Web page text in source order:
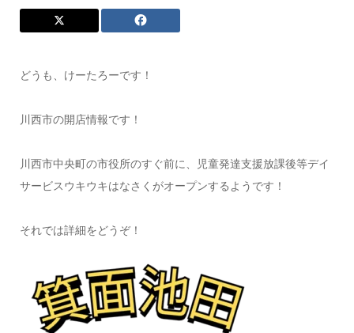
どうも、けーたろーです！
川西市の開店情報です！
川西市中央町の市役所のすぐ前に、児童発達支援放課後等デイ
サービスウキウキはなさくがオープンするようです！
それでは詳細をどうぞ！